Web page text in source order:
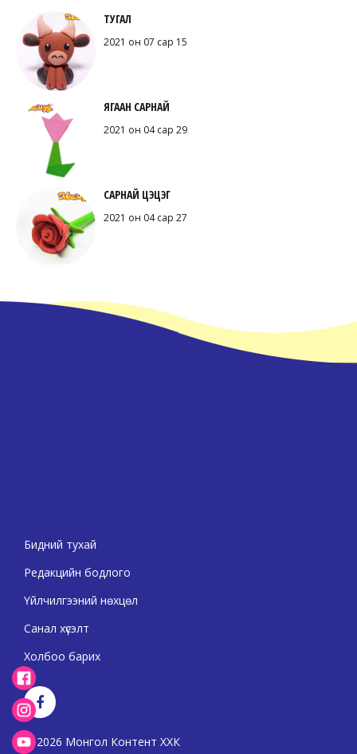
ТУГАЛ
2021 он 07 сар 15
ЯГААН САРНАЙ
2021 он 04 сар 29
САРНАЙ ЦЭЦЭГ
2021 он 04 сар 27
Бидний тухай
Редакцийн бодлого
Үйлчилгээний нөхцөл
Санал хүсэлт
Холбоо барих
2026 Монгол Контент ХХК